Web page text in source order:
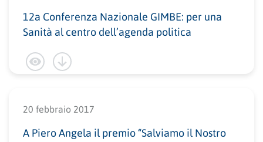
12a Conferenza Nazionale GIMBE: per una
Sanità al centro dell’agenda politica
20 febbraio 2017
A Piero Angela il premio “Salviamo il Nostro